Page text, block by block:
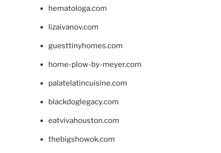
hematologa.com
lizaivanov.com
guesttinyhomes.com
home-plow-by-meyer.com
palatelatincuisine.com
blackdoglegacy.com
eatvivahouston.com
thebigshowok.com